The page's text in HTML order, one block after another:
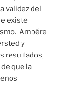
validez del
existe
Ampére
y
resultados,
que la